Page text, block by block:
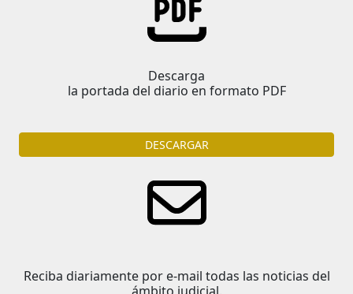
Descarga
la portada del diario en formato PDF
DESCARGAR
Reciba diariamente por e-mail todas las noticias del